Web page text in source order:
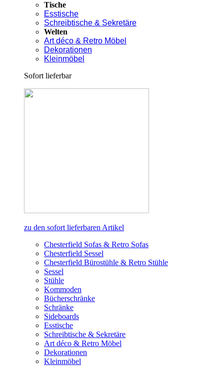
Tische
Esstische
Schreibtische & Sekretäre
Welten
Art déco & Retro Möbel
Dekorationen
Kleinmöbel
Sofort lieferbar
zu den sofort lieferbaren Artikel
Chesterfield Sofas & Retro Sofas
Chesterfield Sessel
Chesterfield Bürostühle & Retro Stühle
Sessel
Stühle
Kommoden
Bücherschränke
Schränke
Sideboards
Esstische
Schreibtische & Sekretäre
Art déco & Retro Möbel
Dekorationen
Kleinmöbel